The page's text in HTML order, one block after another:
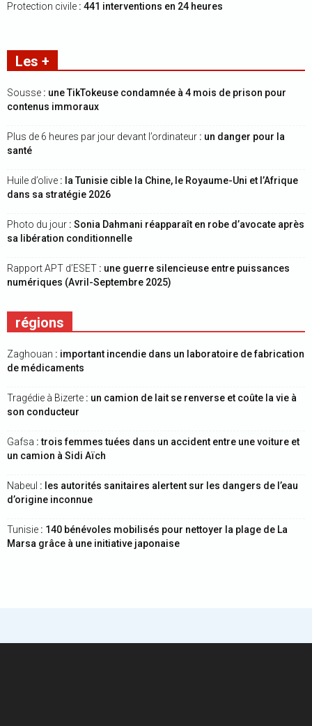
Protection civile : 441 interventions en 24 heures
Les +
Sousse : une TikTokeuse condamnée à 4 mois de prison pour
contenus immoraux
Plus de 6 heures par jour devant l’ordinateur : un danger pour la
santé
Huile d’olive : la Tunisie cible la Chine, le Royaume-Uni et l’Afrique
dans sa stratégie 2026
Photo du jour : Sonia Dahmani réapparaît en robe d’avocate après
sa libération conditionnelle
Rapport APT d’ESET : une guerre silencieuse entre puissances
numériques (Avril-Septembre 2025)
régions
Zaghouan : important incendie dans un laboratoire de fabrication
de médicaments
Tragédie à Bizerte : un camion de lait se renverse et coûte la vie à
son conducteur
Gafsa : trois femmes tuées dans un accident entre une voiture et
un camion à Sidi Aïch
Nabeul : les autorités sanitaires alertent sur les dangers de l’eau
d’origine inconnue
Tunisie : 140 bénévoles mobilisés pour nettoyer la plage de La
Marsa grâce à une initiative japonaise